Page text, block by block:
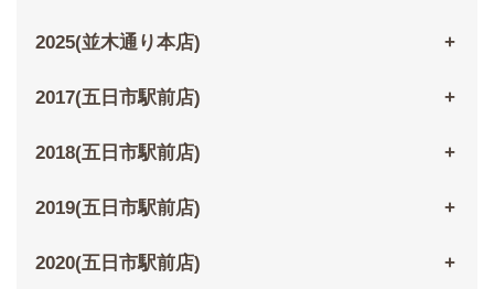
2025(並木通り本店)
2017(五日市駅前店)
2018(五日市駅前店)
2019(五日市駅前店)
2020(五日市駅前店)